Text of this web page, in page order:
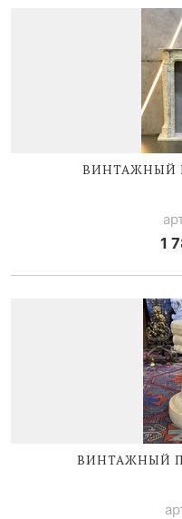
ВИНТАЖНЫЙ
1
ВИНТАЖНЫЙ